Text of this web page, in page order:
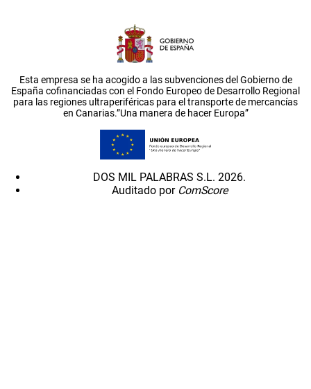
Esta empresa se ha acogido a las subvenciones del Gobierno de
España cofinanciadas con el Fondo Europeo de Desarrollo Regional
para las regiones ultraperiféricas para el transporte de mercancías
en Canarias.”Una manera de hacer Europa”
DOS MIL PALABRAS S.L. 2026.
Auditado por ComScore